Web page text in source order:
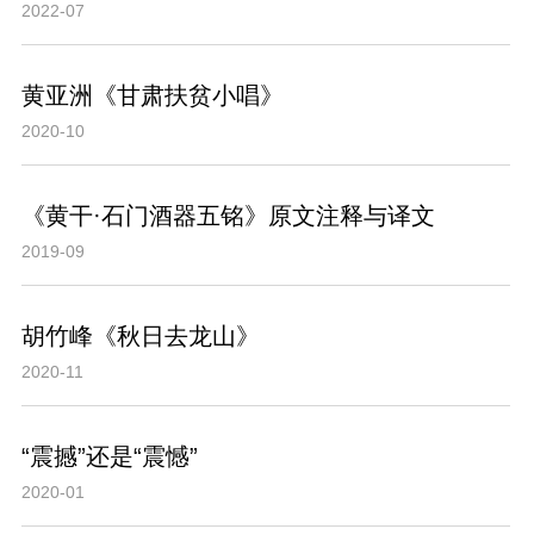
2022-07
黄亚洲《甘肃扶贫小唱》
2020-10
《黄干·石门酒器五铭》原文注释与译文
2019-09
胡竹峰《秋日去龙山》
2020-11
“震撼”还是“震憾”
2020-01